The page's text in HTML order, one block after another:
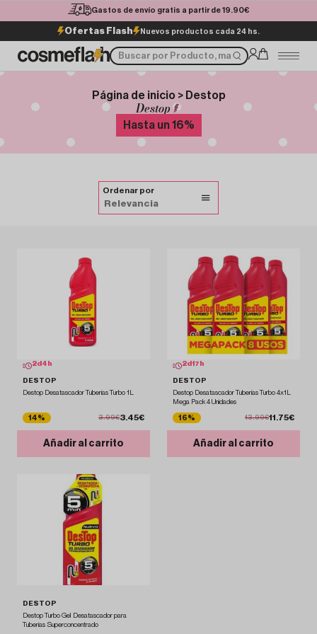
Gastos de envío gratis a partir de 19.90€
Ofertas Flash Nuevos productos cada 24 hs.
Página de inicio > Destop
Destop
Hasta un16%
Ordenar por
2d 4 h
DESTOP
Destop Desatascador Tuberías Turbo 1L
14% 3.99€3.45€
Añadir al carrito
2d 17 h
DESTOP
Destop Desatascador Tuberías Turbo 4x1L
Mega Pack 4 Unidades
16% 13.99€11.75€
Añadir al carrito
DESTOP
Destop Turbo Gel Desatascador para
Tuberías Superconcentrado